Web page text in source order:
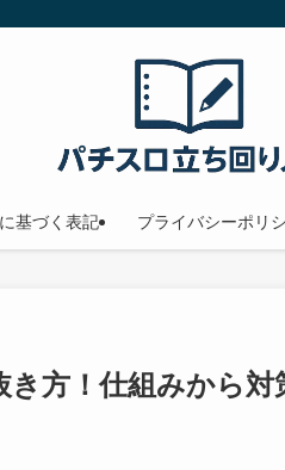
基づく表記 プライバシーポリ
方！仕組みから対